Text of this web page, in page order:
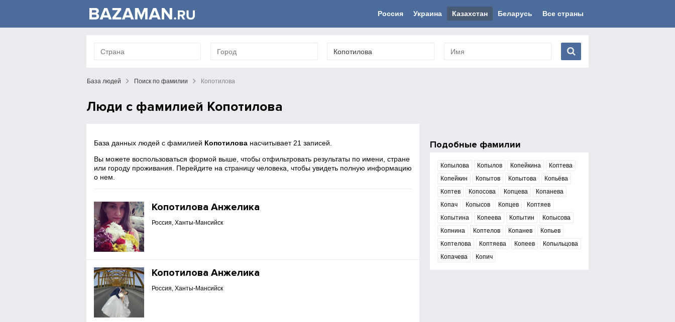
Россия Украина Казахстан Беларусь Все страны
База людей Поиск по фамилии Копотилова
Люди с фамилией Копотилова
База данных людей с фамилией Копотилова насчитывает 21 записей.
Вы можете воспользоваться формой выше, чтобы отфильтровать результаты по имени, стране
или городу проживания. Перейдите на страницу человека, чтобы увидеть полную информацию
о нем.
Копотилова Анжелика
Россия, Ханты-Мансийск
Копотилова Анжелика
Россия, Ханты-Мансийск
Подобные фамилии
Копылова Копылов Копейкина
Коптева
Копейкин
Копытов Копытова
Копьёва
Коптев
Копосова Копцева
Копанева
Копач
Копысов Копцев
Коптяев
Копытина
Копеева Копытин
Копысова
Копнина
Коптелов Копанев
Копьев
Коптелова
Коптяева Копеев
Копыльцова
Копачева
Копич